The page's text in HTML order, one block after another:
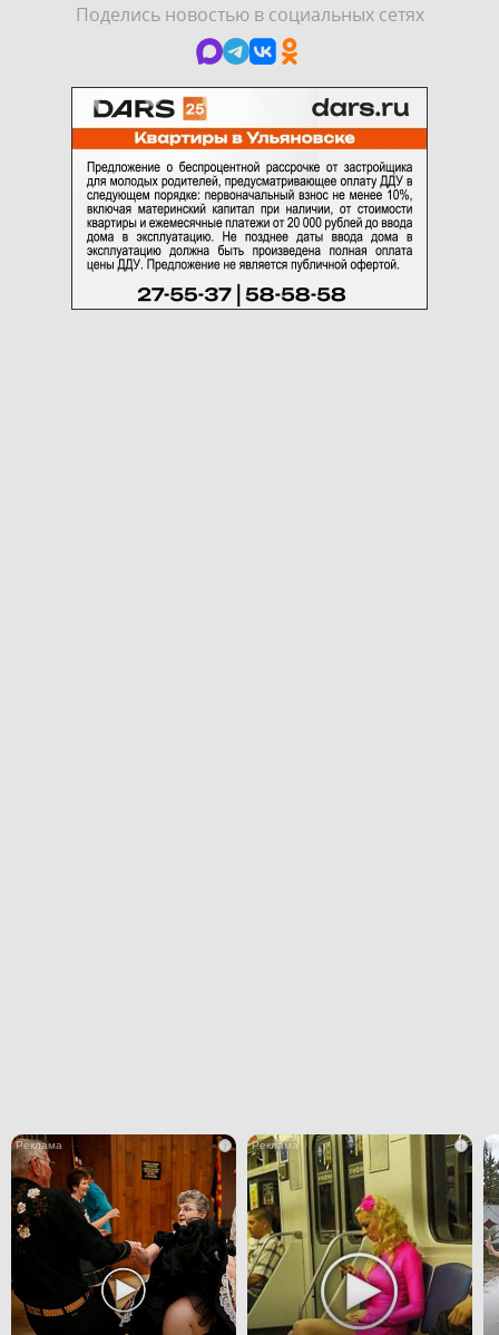
Поделись новостью в социальных сетях
i i